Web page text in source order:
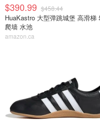
$390.99 $458.44
HuaKastro 大型弹跳城堡 高滑梯
爬墙 水池
amazon.ca